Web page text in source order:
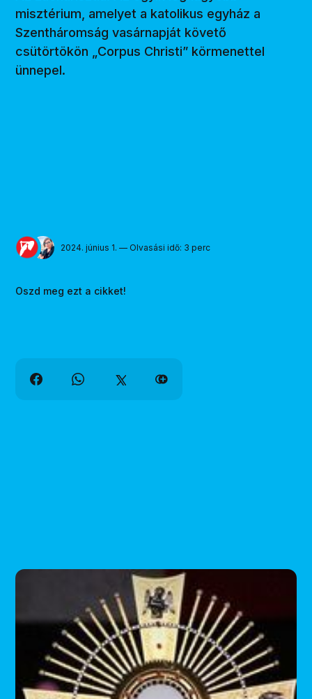
misztérium, amelyet a katolikus egyház a
Szentháromság vasárnapját követő
csütörtökön „Corpus Christi” körmenettel
ünnepel.
2024. június 1. — Olvasási idő: 3 perc
Oszd meg ezt a cikket!